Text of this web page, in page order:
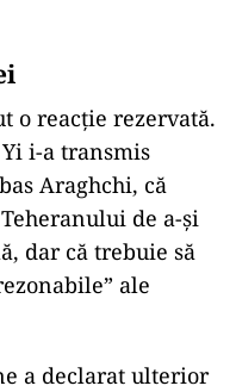
o reacție rezervată.
i-a transmis
Araghchi, că
de a-și
dar că trebuie să
ale
a declarat ulterior